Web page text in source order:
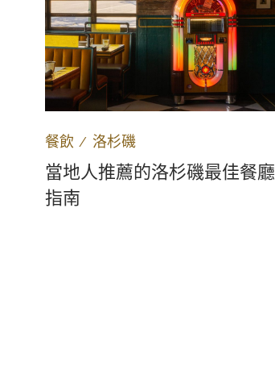
餐飲 ∕ 洛杉磯
當地人推薦的洛杉磯最佳餐廳
指南